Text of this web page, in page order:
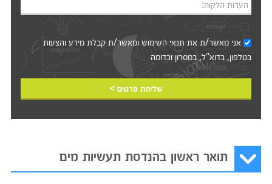
הערות הלקוח:
אני מאשר/ת את תנאי השימושומאשר/ת קבלת מידע והצעות
בטלפון, בדוא"ל, במסרון וכדומה‎‎
שליחת פרטים >
תואר ראשון בהנדסת תעשיות מים